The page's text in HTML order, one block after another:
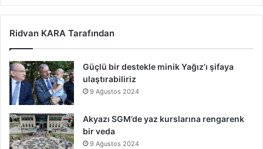
Ridvan KARA Tarafından
Güçlü bir destekle minik Yağız’ı şifaya
ulaştırabiliriz
9 Ağustos 2024
Akyazı SGM’de yaz kurslarına rengarenk
bir veda
9 Ağustos 2024